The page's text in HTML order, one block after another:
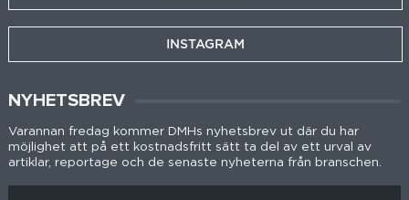
INSTAGRAM
NYHETSBREV
Varannan fredag kommer DMHs nyhetsbrev ut där du har
möjlighet att på ett kostnadsfritt sätt ta del av ett urval av
artiklar, reportage och de senaste nyheterna från branschen.